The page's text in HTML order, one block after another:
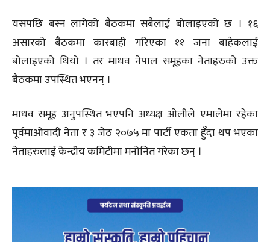
यसपछि बस्न लागेको बैठकमा सबैलाई बोलाइएको छ । १६
असारको बैठकमा कारबाही गरिएका ११ जना बाहेकलाई
बोलाइएको थियो । तर माधव नेपाल समूहका नेताहरुको उक्त
बैठकमा उपस्थित भएनन् ।
माधव समूह अनुपस्थित भएपनि अध्यक्ष ओलीले एमालेमा रहेका
पूर्वमाओवादी नेता र ३ जेठ २०७५ मा पार्टी एकता हुँदा थप भएका
नेताहरुलाई केन्द्रीय कमिटीमा मनोनित गरेका छन् ।